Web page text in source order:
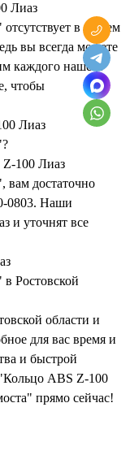
Лиаз
в нашем
вы всегда можете
каждого нашего
чтобы
Лиаз
Z-100 Лиаз
вам достаточно
0803. Наши
и уточнят все
Ростовской
области и
для вас время и
и быстрой
ABS Z-100
прямо сейчас!